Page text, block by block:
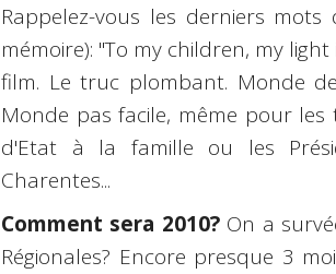
Rappelez-vous les derniers mots
mémoire): "To my children, my
film. Le truc plombant. Monde
Monde pas facile, même pour les
d'Etat à la famille ou les
Charentes...
Comment sera 2010?On a
Régionales? Encore presque 3